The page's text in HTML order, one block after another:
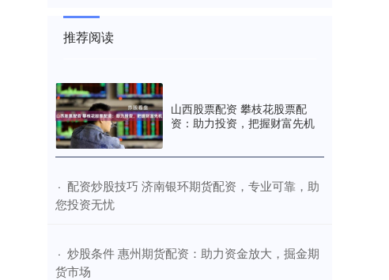
推荐阅读
山西股票配资 攀枝花股票配
资：助力投资，把握财富先机
· ​配资炒股技巧 济南银环期货配资，专业可靠，助
您投资无忧
· ​炒股条件 惠州期货配资：助力资金放大，掘金期
货市场